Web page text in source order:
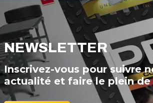
NEWSLETTER
Inscrivez-vous pour suivre
actualité et faire le plein de